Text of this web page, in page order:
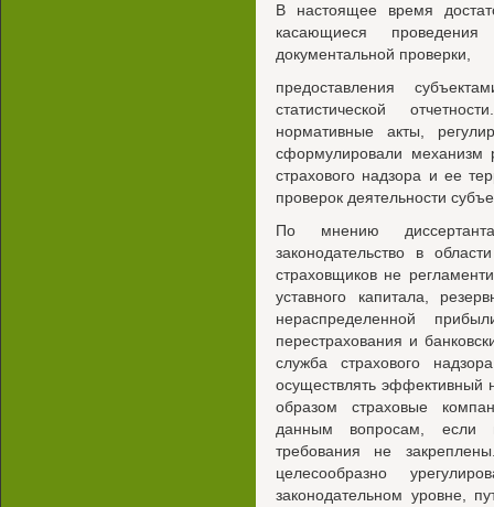
В настоящее время
касающиеся
документальной проверки,
предоставления
статистической
нормативные акты,
сформулировали механизм
страхового надзора и ее
проверок деятельности
По мнению
законодательство в
страховщиков не
уставного капитала,
нераспределенной
перестрахования и
служба страхового
осуществлять эффективный
образом страховые
данным вопросам, если
требования не
целесообразно
законодательном уровне,